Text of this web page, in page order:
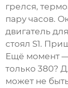
грелся,
пару часов.
двигатель
стоял S1.
Ещё момент
только 380?
может не